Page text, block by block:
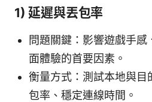
1) 延遲與丟包率
問題關鍵：影響遊戲手
面體驗的首要因素。
衡量方式：測試本地與目
包率、穩定連線時間。